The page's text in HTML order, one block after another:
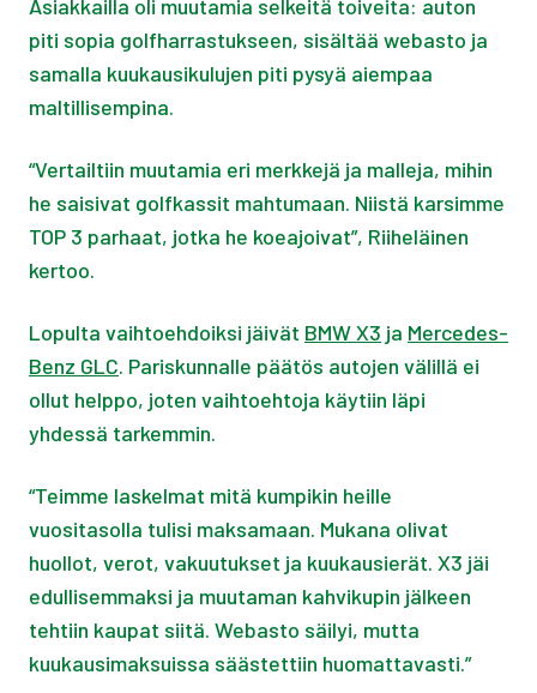
Asiakkailla oli muutamia selkeitä toiveita: auton
piti sopia golfharrastukseen, sisältää webasto ja
samalla kuukausikulujen piti pysyä aiempaa
maltillisempina.
“Vertailtiin muutamia eri merkkejä ja malleja, mihin
he saisivat golfkassit mahtumaan. Niistä karsimme
TOP 3 parhaat, jotka he koeajoivat”, Riiheläinen
kertoo.
Lopulta vaihtoehdoiksi jäivät BMW X3 ja Mercedes-
Benz GLC. Pariskunnalle päätös autojen välillä ei
ollut helppo, joten vaihtoehtoja käytiin läpi
yhdessä tarkemmin.
“Teimme laskelmat mitä kumpikin heille
vuositasolla tulisi maksamaan. Mukana olivat
huollot, verot, vakuutukset ja kuukausierät. X3 jäi
edullisemmaksi ja muutaman kahvikupin jälkeen
tehtiin kaupat siitä. Webasto säilyi, mutta
kuukausimaksuissa säästettiin huomattavasti.”